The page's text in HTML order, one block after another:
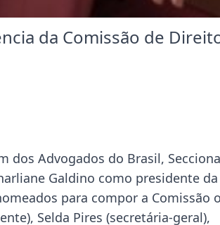
da Comissão de
dos Advogados do Brasil,
Galdino como presidente da
para compor a Comissão
Selda Pires (secretária-geral),